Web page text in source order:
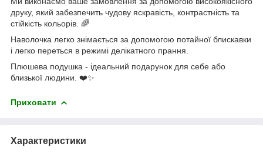
друку, який забезпечить чудову яскравість, контрастність та
стійкість кольорів. 🌈
Наволочка легко знімається за допомогою потайної блискавки
і легко переться в режимі делікатного прання.
Плюшева подушка - ідеальний подарунок для себе або
близької людини. ❤️✨
Приховати
Характеристики